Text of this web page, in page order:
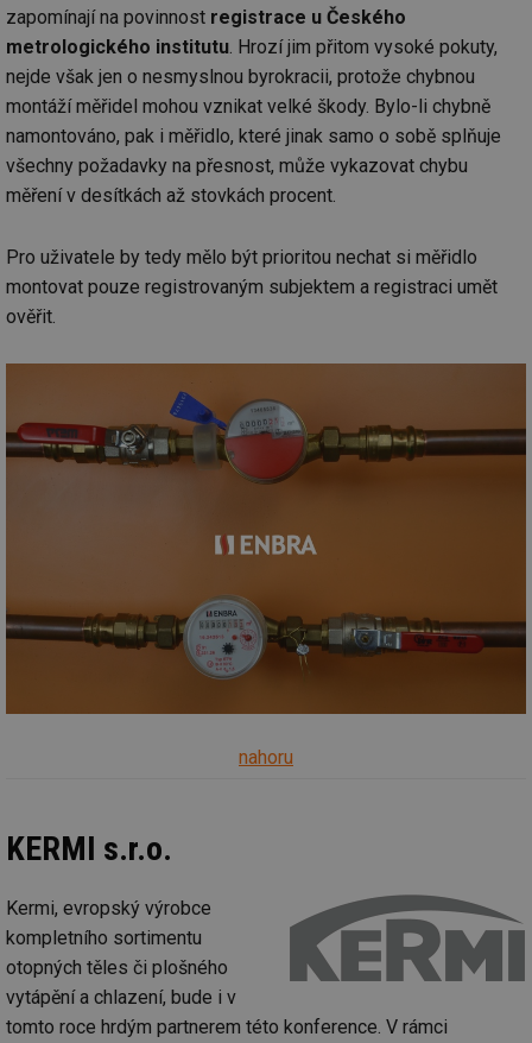
zapomínají na povinnost registrace u Českého
metrologického institutu . Hrozí jim přitom vysoké pokuty,
nejde však jen o nesmyslnou byrokracii, protože chybnou
montáží měřidel mohou vznikat velké škody. Bylo-li chybně
namontováno, pak i měřidlo, které jinak samo o sobě splňuje
všechny požadavky na přesnost, může vykazovat chybu
měření v desítkách až stovkách procent.
Pro uživatele by tedy mělo být prioritou nechat si měřidlo
montovat pouze registrovaným subjektem a registraci umět
ověřit.
nahoru
KERMI s.r.o.
Kermi, evropský výrobce
kompletního sortimentu
otopných těles či plošného
vytápění a chlazení, bude i v
tomto roce hrdým partnerem této konference. V rámci